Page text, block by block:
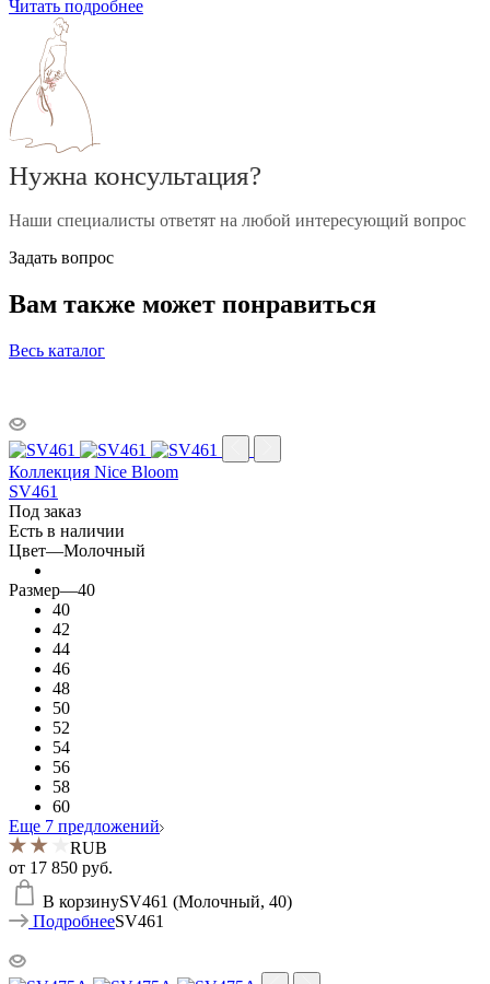
Читать подробнее
Нужна консультация?
Наши специалисты ответят на любой интересующий вопрос
Задать вопрос
Вам также может понравиться
Весь каталог
Коллекция Nice Bloom
SV461
Под заказ
Есть в наличии
Цвет—Молочный
Размер—40
40
42
44
46
48
50
52
54
56
58
60
Еще 7 предложений
RUB
от 17 850 руб.
В корзинуSV461 (Молочный, 40)
ПодробнееSV461